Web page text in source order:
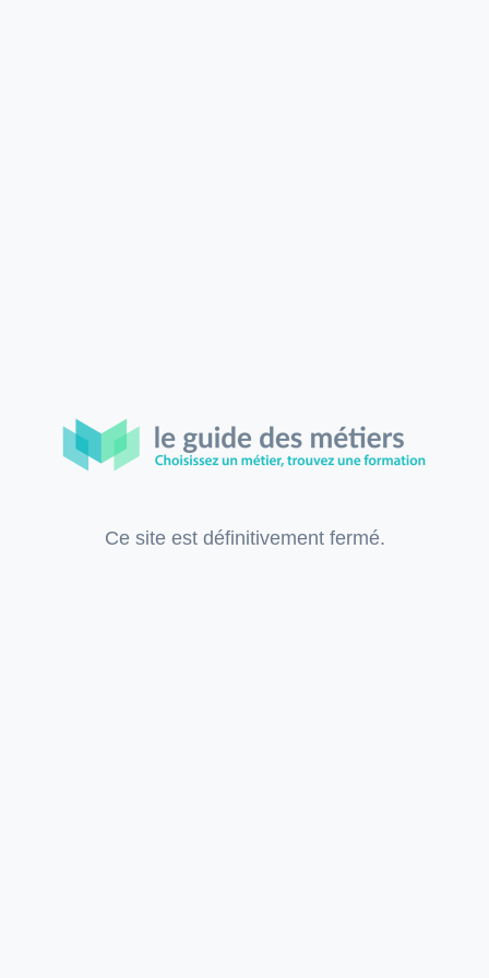
Ce site est définitivement fermé.